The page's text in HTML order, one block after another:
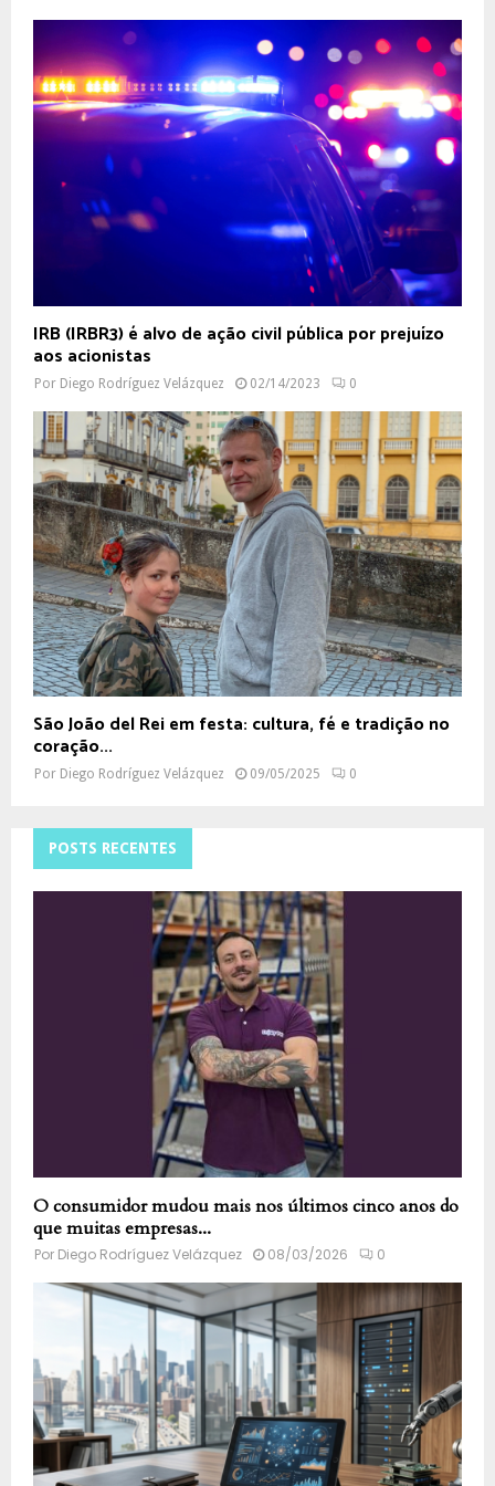
IRB (IRBR3) é alvo de ação civil pública por prejuízo
aos acionistas
Por Diego Rodríguez Velázquez 02/14/2023 0
São João del Rei em festa: cultura, fé e tradição no
coração...
Por Diego Rodríguez Velázquez 09/05/2025 0
POSTS RECENTES
O consumidor mudou mais nos últimos cinco anos do
que muitas empresas...
Por Diego Rodríguez Velázquez 08/03/2026 0